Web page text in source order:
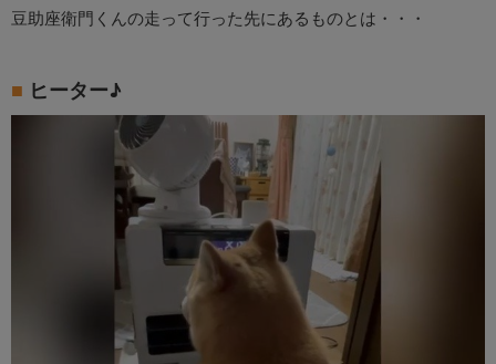
豆助座衛門くんの走って行った先にあるものとは・・・
ヒーター♪